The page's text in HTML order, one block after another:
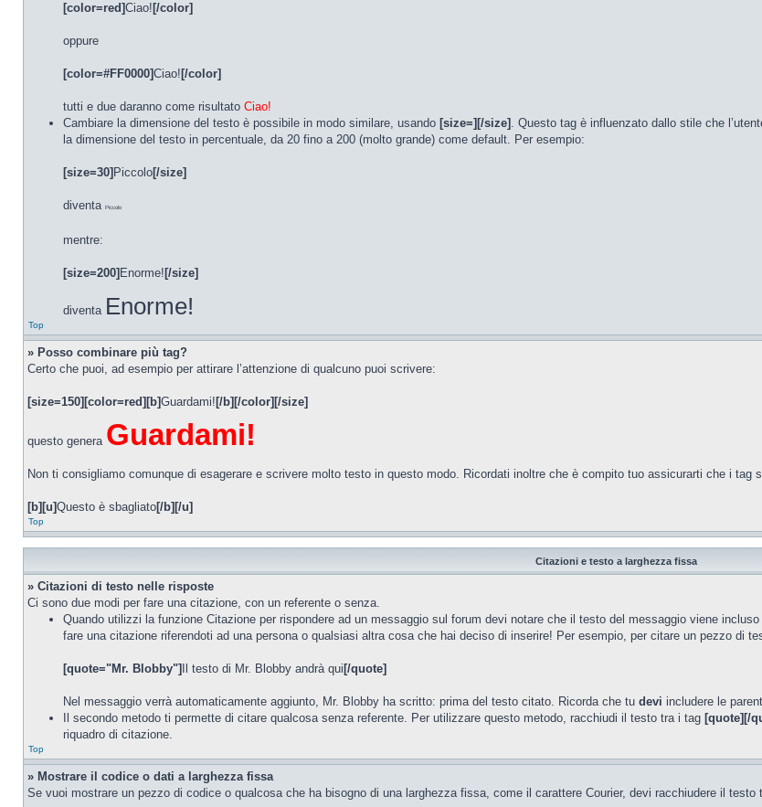
[color=red]Ciao! [/color]
oppure
[color=#FF0000]Ciao! [/color]
tutti e due daranno come risultato Ciao!
Cambiare la dimensione del testo è possibile in modo similare, usando [size=][/size] . Questo tag è influenzato dallo stile che
la dimensione del testo in percentuale, da 20 fino a 200 (molto grande) come default. Per esempio:
[size=30] Piccolo[/size]
diventa Piccolo
mentre:
[size=200] Enorme! [/size]
diventa Enorme!
Top
» Posso combinare più tag?
Certo che puoi, ad esempio per attirare l’attenzione di qualcuno puoi scrivere:
[size=150][color=red][b]Guardami! [/b][/color][/size]
questo genera Guardami!
Non ti consigliamo comunque di esagerare e scrivere molto testo in questo modo. Ricordati inoltre che è compito tuo assicurarti che i
[b][u]Questo è sbagliato[/b][/u]
Top
Citazioni e testo a larghezza fissa
» Citazioni di testo nelle risposte
Ci sono due modi per fare una citazione, con un referente o senza.
Quando utilizzi la funzione Citazione per rispondere ad un messaggio sul forum devi notare che il testo del messaggio viene
fare una citazione riferendoti ad una persona o qualsiasi altra cosa che hai deciso di inserire! Per esempio, per citare un pezzo di
[quote="Mr. Blobby"] Il testo di Mr. Blobby andrà qui [/quote]
Nel messaggio verrà automaticamente aggiunto, Mr. Blobby ha scritto: prima del testo citato. Ricorda che tu devi includere le
Il secondo metodo ti permette di citare qualcosa senza referente. Per utilizzare questo metodo, racchiudi il testo tra i tag [quote][/
riquadro di citazione.
Top
» Mostrare il codice o dati a larghezza fissa
Se vuoi mostrare un pezzo di codice o qualcosa che ha bisogno di una larghezza fissa, come il carattere Courier, devi racchiudere il testo